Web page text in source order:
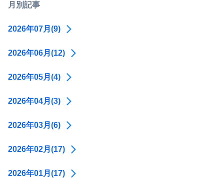
月別記事
2026年07月(9)
2026年06月(12)
2026年05月(4)
2026年04月(3)
2026年03月(6)
2026年02月(17)
2026年01月(17)